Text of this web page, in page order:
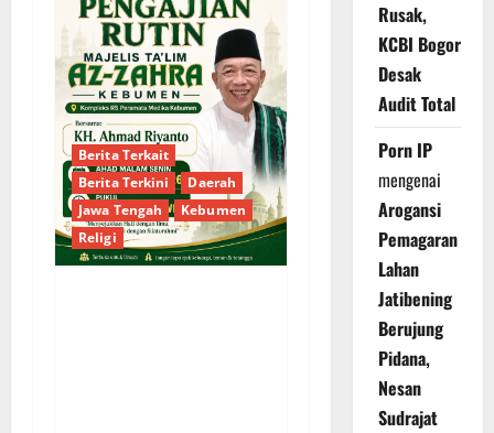
Berita Terkait
Berita Terkini
Daerah
Jawa Tengah
Kebumen
Religi
Rusak,
KCBI Bogor
Desak
Audit Total
Porn IP
mengenai
Arogansi
Pemagaran
Lahan
Jatibening
Berujung
Pidana,
Nesan
Sudrajat